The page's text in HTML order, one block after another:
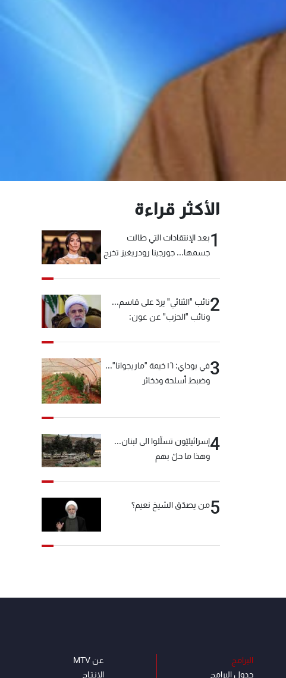
الأكثر قراءة
1بعد الإنتقادات التي طالت
جسمها... جورجينا رودريغيز تخرج
2نائب "الثنائي" يردّ على قاسم...
ونائب "الحزب" عن عون:
3
في بوداي: ١٦ خيمة "ماريجوانا"...
وضبط أسلحة وذخائر
4إسرائيليّون تسلّلوا الى لبنان...
وهذا ما حلّ بهم
5من يصدّق الشيخ نعيم؟
البرامج
جدول البرامج
عن MTV
الإنـتـاج